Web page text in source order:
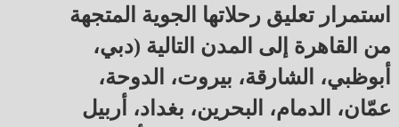
استمرار تعليق رحلاتها الجوية المتجهة
من القاهرة إلى المدن التالية (دبي،
أبوظبي، الشارقة، بيروت، الدوحة،
عمّان، الدمام، البحرين، بغداد، أربيل